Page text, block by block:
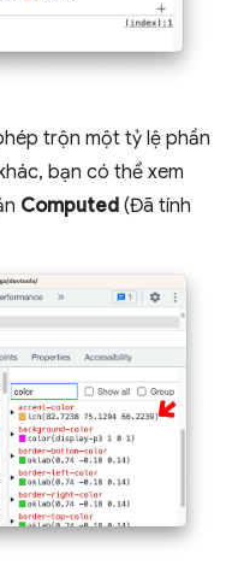
trộn một tỷ lệ phần
bạn có thể xem
Computed (Đã tính